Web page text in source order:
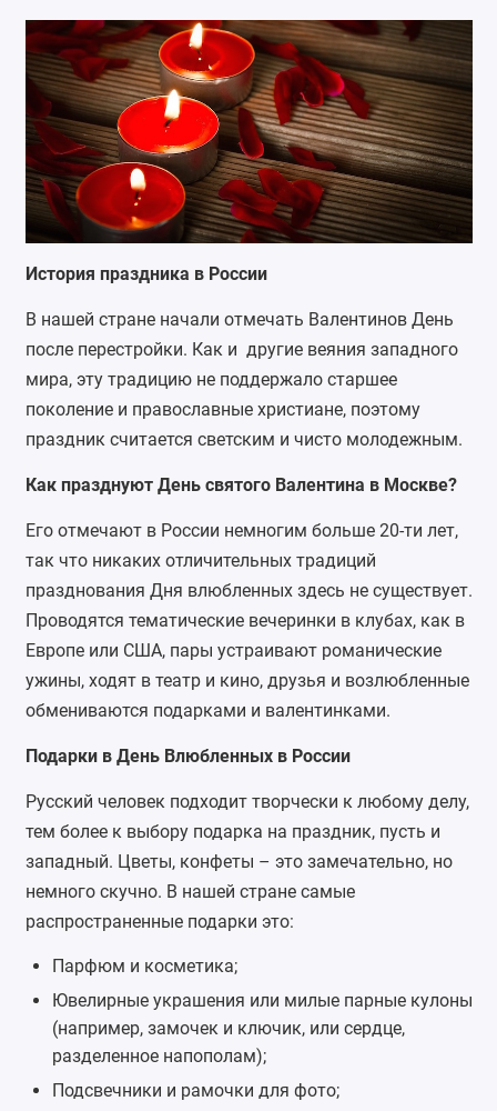
История праздника в России
В нашей стране начали отмечать Валентинов День
после перестройки. Как и другие веяния западного
мира, эту традицию не поддержало старшее
поколение и православные христиане, поэтому
праздник считается светским и чисто молодежным.
Как празднуют День святого Валентина в Москве?
Его отмечают в России немногим больше 20-ти лет,
так что никаких отличительных традиций
празднования Дня влюбленных здесь не существует.
Проводятся тематические вечеринки в клубах, как в
Европе или США, пары устраивают романические
ужины, ходят в театр и кино, друзья и возлюбленные
обмениваются подарками и валентинками.
Подарки в День Влюбленных в России
Русский человек подходит творчески к любому делу,
тем более к выбору подарка на праздник, пусть и
западный. Цветы, конфеты – это замечательно, но
немного скучно. В нашей стране самые
распространенные подарки это:
Парфюм и косметика;
Ювелирные украшения или милые парные кулоны
(например, замочек и ключик, или сердце,
разделенное напополам);
Подсвечники и рамочки для фото;